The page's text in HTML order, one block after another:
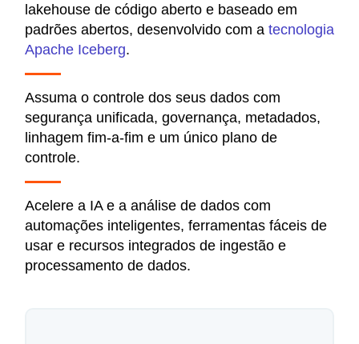
lakehouse de código aberto e baseado em
padrões abertos, desenvolvido com a tecnologia
Apache Iceberg.
Assuma o controle dos seus dados com
segurança unificada, governança, metadados,
linhagem fim-a-fim e um único plano de
controle.
Acelere a IA e a análise de dados com
automações inteligentes, ferramentas fáceis de
usar e recursos integrados de ingestão e
processamento de dados.